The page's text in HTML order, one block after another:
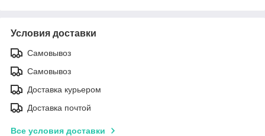
Условия доставки
Самовывоз
Самовывоз
Доставка курьером
Доставка почтой
Все условия доставки